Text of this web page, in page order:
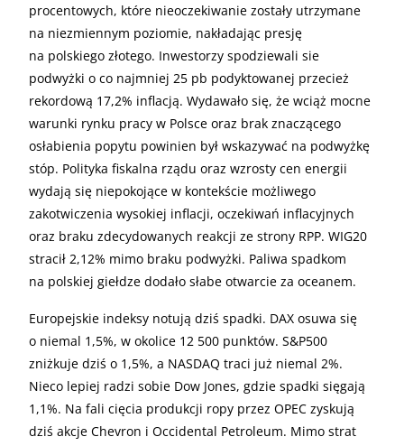
procentowych, które nieoczekiwanie zostały utrzymane
na niezmiennym poziomie, nakładając presję
na polskiego złotego. Inwestorzy spodziewali sie
podwyżki o co najmniej 25 pb podyktowanej przecież
rekordową 17,2% inflacją. Wydawało się, że wciąż mocne
warunki rynku pracy w Polsce oraz brak znaczącego
osłabienia popytu powinien był wskazywać na podwyżkę
stóp. Polityka fiskalna rządu oraz wzrosty cen energii
wydają się niepokojące w kontekście możliwego
zakotwiczenia wysokiej inflacji, oczekiwań inflacyjnych
oraz braku zdecydowanych reakcji ze strony RPP. WIG20
stracił 2,12% mimo braku podwyżki. Paliwa spadkom
na polskiej giełdze dodało słabe otwarcie za oceanem.
Europejskie indeksy notują dziś spadki. DAX osuwa się
o niemal 1,5%, w okolice 12 500 punktów. S&P500
zniżkuje dziś o 1,5%, a NASDAQ traci już niemal 2%.
Nieco lepiej radzi sobie Dow Jones, gdzie spadki sięgają
1,1%. Na fali cięcia produkcji ropy przez OPEC zyskują
dziś akcje Chevron i Occidental Petroleum. Mimo strat